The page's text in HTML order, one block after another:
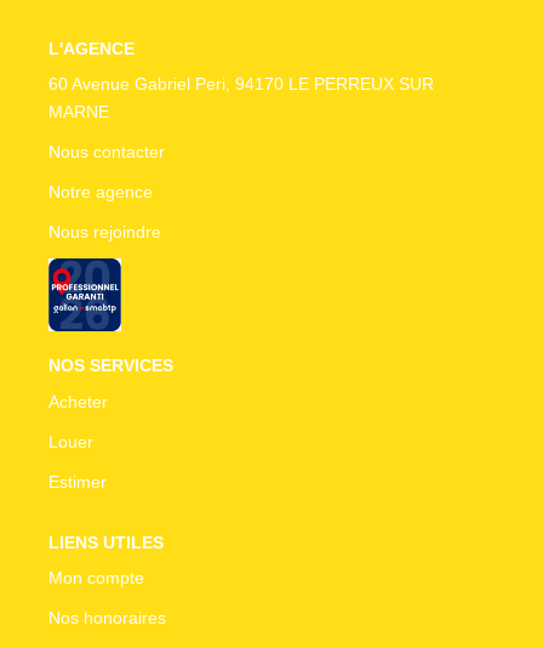
L'AGENCE
60 Avenue Gabriel Peri, 94170 LE PERREUX SUR
MARNE
Nous contacter
Notre agence
Nous rejoindre
NOS SERVICES
Acheter
Louer
Estimer
LIENS UTILES
Mon compte
Nos honoraires